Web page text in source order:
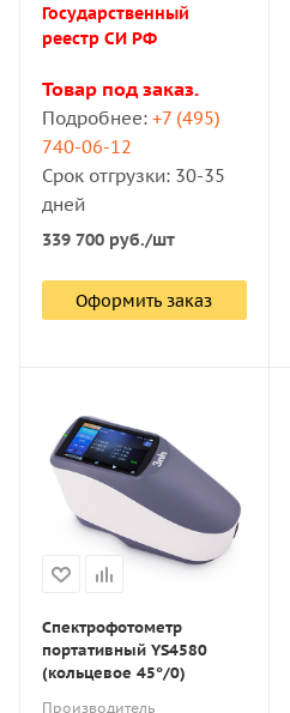
Государственный
реестр СИ РФ
Товар под заказ.
Подробнее: +7 (495)
740-06-12
Срок отгрузки: 30-35
дней
339 700 руб./шт
Оформить заказ
Спектрофотометр
портативный YS4580
(кольцевое 45°/0)
Производитель